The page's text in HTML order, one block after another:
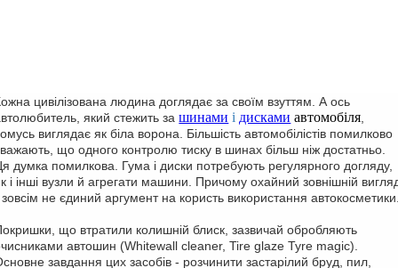
цивілізована людина доглядає за своїм взуттям. А ось
який стежить зашинами і дисками автомобіля
виглядає як біла ворона. Більшість автомобілістів помилково
що одного контролю тиску в шинах більш ніж достатньо.
думка помилкова. Гума і диски потребують регулярного догляду,
і інші вузли й агрегати машини. Причому охайний зовнішній
не єдиний аргумент на користь використання
що втратили колишнійблиск, зазвичай обробляють
автошин (Whitewall cleaner, Tire glaze Tyre magic).
завдання цих засобів - розчинити застарілий бруд, пил,